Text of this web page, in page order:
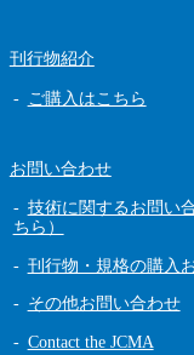
刊行物紹介
ご購入はこちら
お問い合わせ
技術に関するお問い
ちら）
刊行物・規格の購入
その他お問い合わせ
Contact the JCMA